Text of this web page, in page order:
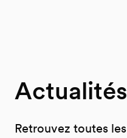
Actualités
Retrouvez toutes les